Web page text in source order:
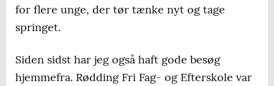
for flere unge, der tør tænke nyt og tage
springet.
Siden sidst har jeg også haft gode besøg
hjemmefra. Rødding Fri Fag- og Efterskole var